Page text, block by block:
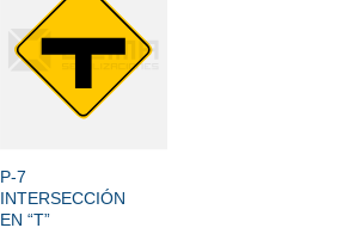
P-7
INTERSECCIÓN
EN “T”